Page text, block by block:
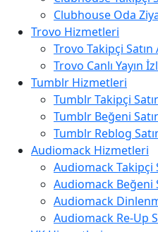
Clubhouse Oda
Trovo Hizmetleri
Trovo Takipçi Satın
Trovo Canlı Yayın
Tumblr Hizmetleri
Tumblr Takipçi
Tumblr Beğeni
Tumblr Reblog
Audiomack Hizmetleri
Audiomack Takipçi
Audiomack Beğeni
Audiomack
Audiomack Re-Up